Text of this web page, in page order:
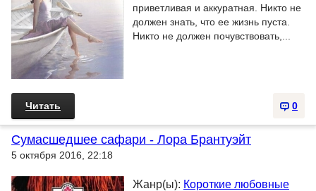
приветливая и аккуратная. Никто не
должен знать, что ее жизнь пуста.
Никто не должен почувствовать,...
0
Читать
Сумасшедшее сафари - Лора Брантуэйт
5 октября 2016, 22:18
Жанр(ы): Короткие любовные